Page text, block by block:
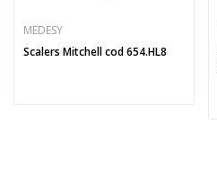
MEDESY
Scalers Mitchell cod 654.HL8